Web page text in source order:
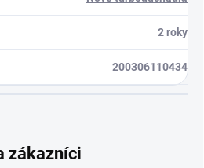
2 roky
200306110434